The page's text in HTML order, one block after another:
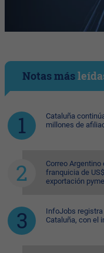
Notas más
Cataluña
millones de
Correo
franquicia de
exportación
InfoJobs
Cataluña, con el